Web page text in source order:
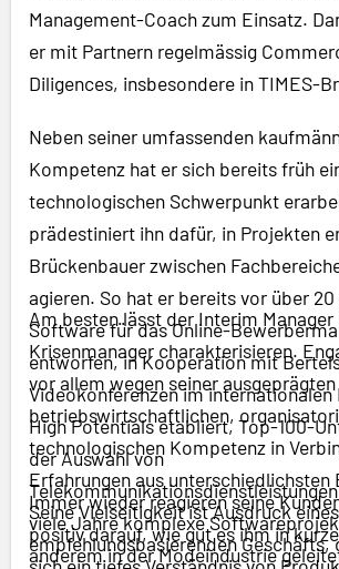
Management-Coach zum Einsatz.
er mit Partnern regelmässig
Diligences, insbesondere in TIMES-
Neben seiner umfassenden
Kompetenz hat er sich bereits früh
technologischen Schwerpunkt
prädestiniert ihn dafür, in Projekten
Brückenbauer zwischen
agieren. So hat er bereits vor über
Software für das Online-
entworfen, in Kooperation mit
Videokonferenzen im internationalen
High Potentials etabliert, Top-100-
der Auswahl von
viele Jahre komplexe
anderem in der Modeindustrie
Am besten lässt der Interim Manager
Krisenmanager charakterisieren.
vor allem wegen seiner ausgeprägten
betriebswirtschaftlichen,
technologischen Kompetenz in
Erfahrungen aus unterschiedlichsten
Seine Vielseitigkeit ist Ausdruck
empfehlungsbasierenden Geschäfts,
Immer wieder reagieren seine
positiv darauf, wie gut es ihm in